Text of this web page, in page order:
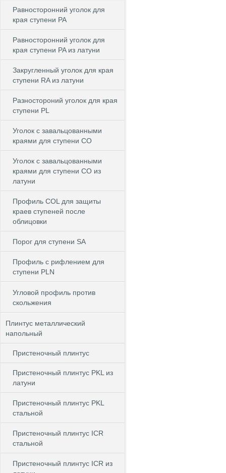
Равносторонний уголок для
края ступени PA
Равносторонний уголок для
края ступени PA из латуни
Закругленный уголок для края
ступени RA из латуни
Разностороний уголок для края
ступени PL
Уголок с завальцованными
краями для ступени CO
Уголок с завальцованными
краями для ступени CO из
латуни
Профиль COL для защиты
краев ступеней после
облицовки
Порог для ступени SA
Профиль с рифлением для
ступени PLN
Угловой профиль против
скольжения
Плинтус металлический
напольный
Пристеночный плинтус
Пристеночный плинтус PKL из
латуни
Пристеночный плинтус PKL
стальной
Пристеночный плинтус ICR
стальной
Пристеночный плинтус ICR из